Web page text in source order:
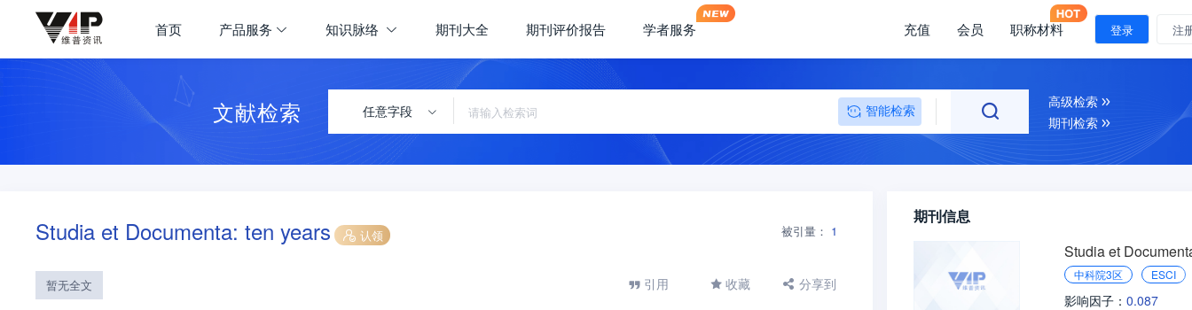
首页 产品服务 知识脉络 期刊大全 期刊评价报告 学者服务 充值 会员 职称材料 登录 注
文献检索 任意字段 智能检索
高级检索
期刊检索
Studia et Documenta: ten years 认领 被引量： 1
暂无全文 引用 收藏 分享到
期刊信息
Studia et
中科院3区 ESCI
影响因子： 0.087